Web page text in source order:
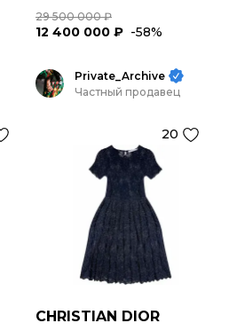
29 500 000 ₽
12 400 000 ₽ -58%
Private_Archive
Частный продавец
20
CHRISTIAN DIOR